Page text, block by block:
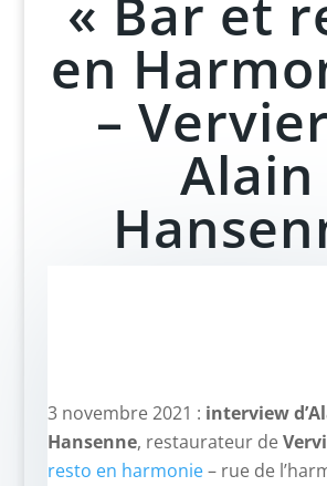
« Bar et
en
–
Alain
3 novembre 2021 : interview
Hansenne, restaurateur de
resto en harmonie– rue de